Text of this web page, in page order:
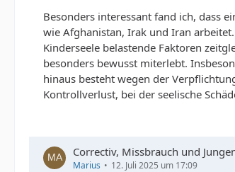
Besonders interessant fand ich, dass
wie Afghanistan, Irak und Iran
Kinderseele belastende Faktoren
besonders bewusst miterlebt.
hinaus besteht wegen der
Kontrollverlust, bei der seelische
Correctiv, Missbrauch und
Marius 12. Juli 2025 um 17:09